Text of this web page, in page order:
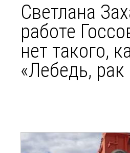
Светлана
работе
нет такого,
«Лебедь,